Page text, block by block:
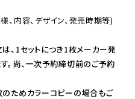
内容、デザイン、発売時期等)
、1セットにつき1枚メーカー発
。尚、一次予約締切前のご予約
ためカラーコピーの場合もご